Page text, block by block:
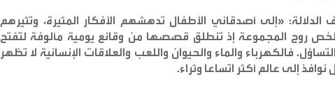
الدلالة: «إلى أصدقائي الأطفال تدهشهم الأفكار المثيرة، وتثيرهم
روح المجموعة إذ تنطلق قصصها من وقائع يومية مألوفة لتفتح
فالكهرباء والماء والحيوان واللعب والعلاقات الإنسانية لا تظهر
إلى عالم أكثر اتساعا وثراء.